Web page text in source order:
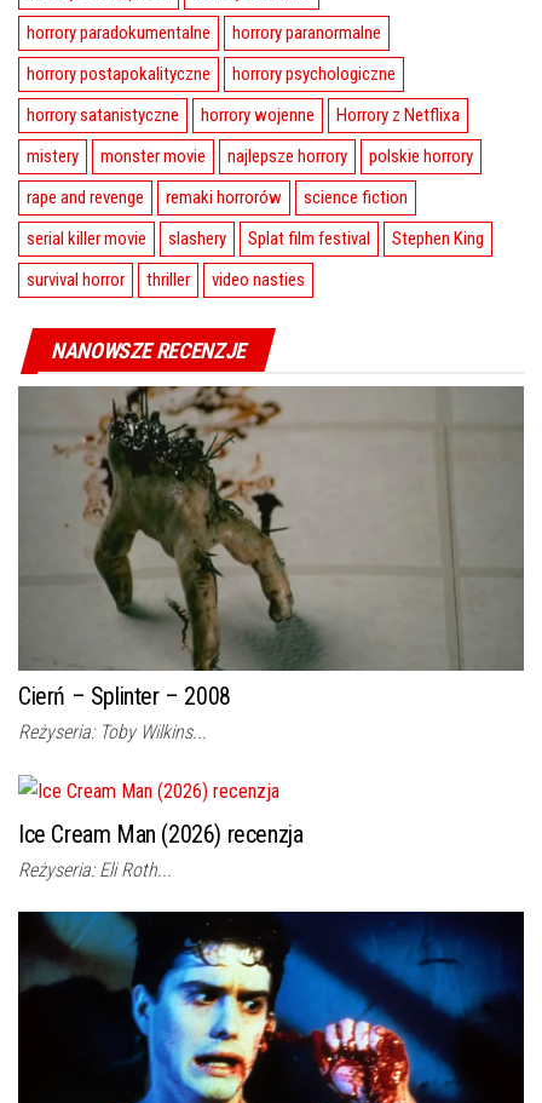
horrory paradokumentalne
horrory paranormalne
horrory postapokalityczne
horrory psychologiczne
horrory satanistyczne
horrory wojenne
Horrory z Netflixa
mistery
monster movie najlepsze horrory
polskie horrory
rape and revenge
remaki horrorów
science fiction
serial killer movie
slashery Splat film festival
Stephen King
survival horror
thriller video nasties
NANOWSZE RECENZJE
Cierń – Splinter – 2008
Reżyseria: Toby Wilkins...
Ice Cream Man (2026) recenzja
Reżyseria: Eli Roth...